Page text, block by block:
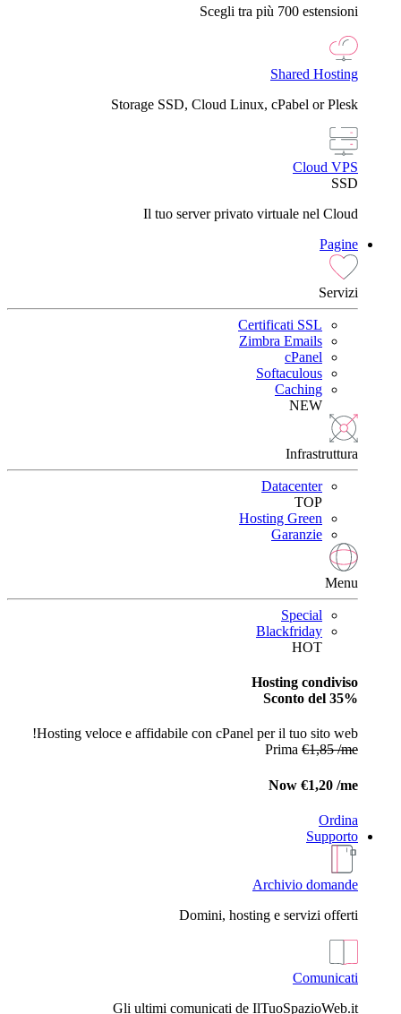
Scegli tra più 700 estensioni
Shared Hosting
Storage SSD, Cloud Linux, cPabel or Plesk
Cloud VPS
SSD
Il tuo server privato virtuale nel Cloud
Pagine
Servizi
Certificati SSL
Zimbra Emails
cPanel
Softaculous
Caching
NEW
Infrastruttura
Datacenter
TOP
Hosting Green
Garanzie
Menu
Special
Blackfriday
HOT
Hosting condiviso
Sconto del 35%
Hosting veloce e affidabile con cPanel per il tuo sito web!
Prima €1,85 /me
Now €1,20 /me
Ordina
Supporto
Archivio domande
Domini, hosting e servizi offerti
Comunicati
Gli ultimi comunicati de IlTuoSpazioWeb.it